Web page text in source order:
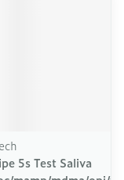
5s Test Saliva